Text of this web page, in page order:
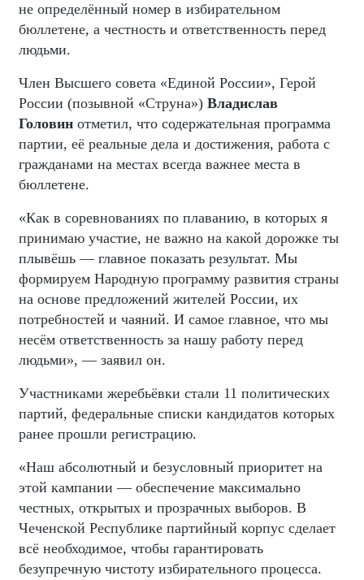
не определённый номер в избирательном
бюллетене, а честность и ответственность перед
людьми.
Член Высшего совета «Единой России», Герой
России (позывной «Струна») Владислав
Головин отметил, что содержательная программа
партии, её реальные дела и достижения, работа с
гражданами на местах всегда важнее места в
бюллетене.
«Как в соревнованиях по плаванию, в которых я
принимаю участие, не важно на какой дорожке ты
плывёшь — главное показать результат. Мы
формируем Народную программу развития страны
на основе предложений жителей России, их
потребностей и чаяний. И самое главное, что мы
несём ответственность за нашу работу перед
людьми», — заявил он.
Участниками жеребьёвки стали 11 политических
партий, федеральные списки кандидатов которых
ранее прошли регистрацию.
«Наш абсолютный и безусловный приоритет на
этой кампании — обеспечение максимально
честных, открытых и прозрачных выборов. В
Чеченской Республике партийный корпус сделает
всё необходимое, чтобы гарантировать
безупречную чистоту избирательного процесса.